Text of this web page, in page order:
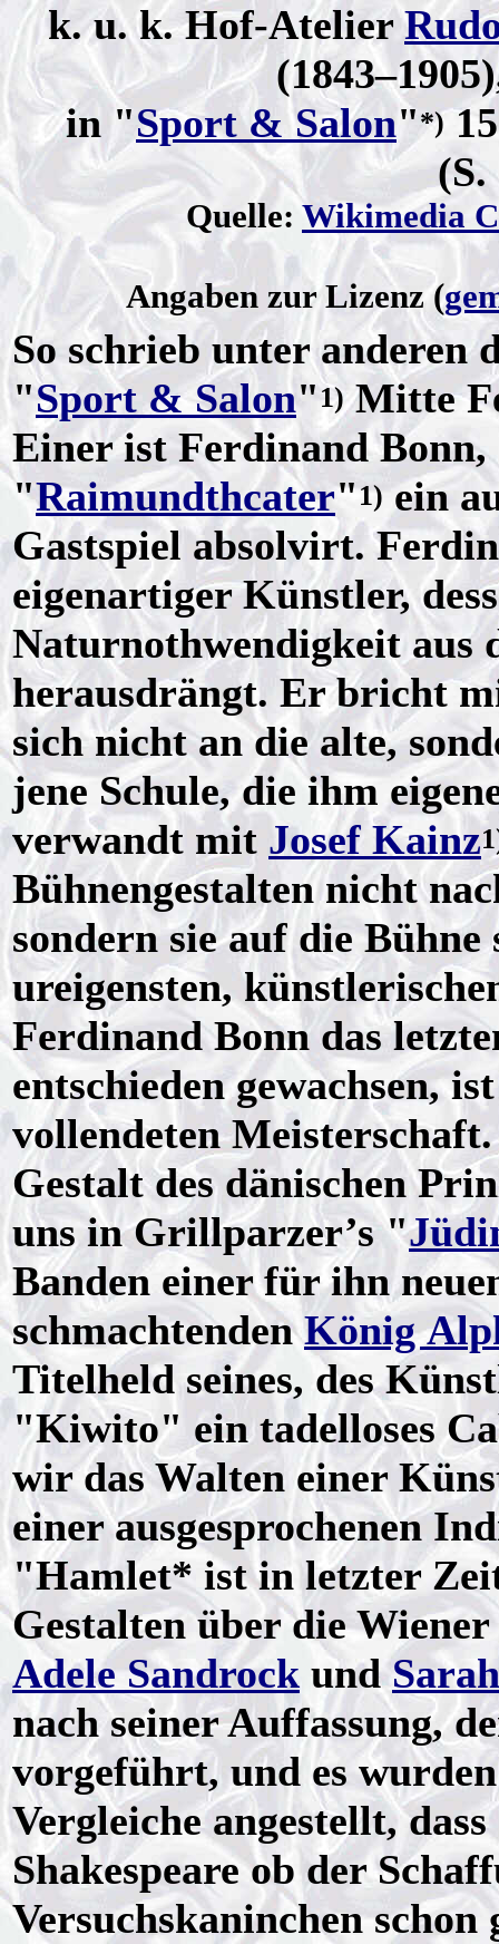
k. u. k. Hof-Atelier
in "Sport & Salon"*)
Quelle: Wikimedia
Angaben zur Lizenz (
So schrieb unter anderen
"Sport & Salon" 1)Mitte
Einer ist Ferdinand Bonn,
"Raimundthcater"1)ein
Gastspiel absolvirt.
eigenartiger Künstler,
Naturnothwendigkeit aus
herausdrängt. Er bricht
sich nicht an die alte,
jene Schule, die ihm
verwandt mit Josef Kainz
Bühnengestalten nicht
sondern sie auf die Bühne
ureigensten,
Ferdinand Bonn das
entschieden gewachsen,
vollendeten
Gestalt des dänischen
uns in Grillparzer’s "
Banden einer für ihn
schmachtendenKönig
Titelheld seines, des
"Kiwito" ein tadelloses
wir das Walten einer
einer ausgesprochenen
"Hamlet* ist in letzter
Gestalten über die
Adele Sandrock und
nach seiner Auffassung,
vorgeführt, und es
Vergleiche angestellt,
Shakespeare ob der
Versuchskaninchen schon